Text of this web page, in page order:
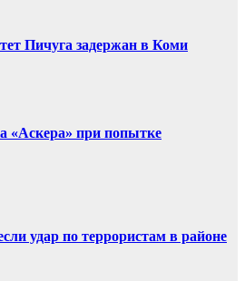
Пичуга задержан в Коми
«Аскера» при попытке
удар по террористам в районе